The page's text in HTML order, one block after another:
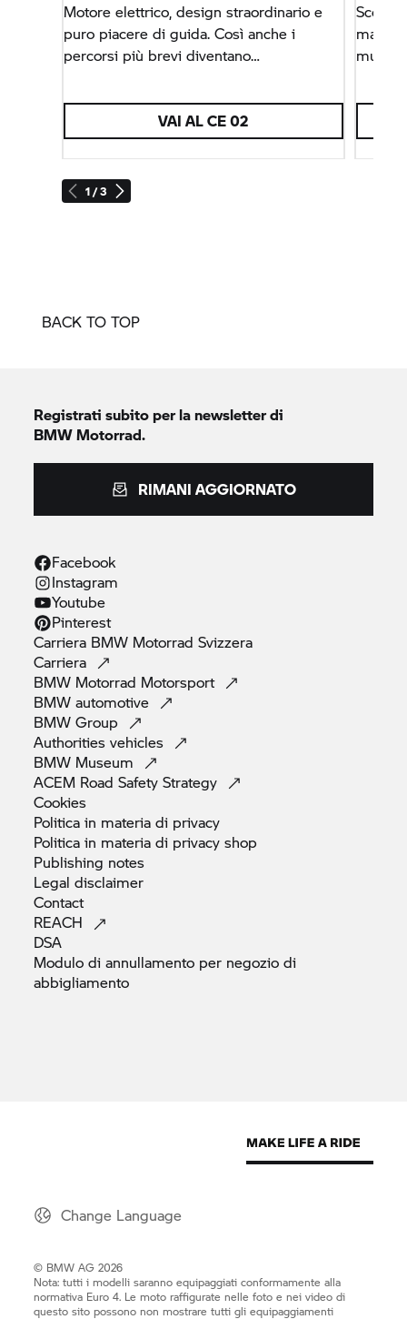
1 / 3
Motore elettrico, design straordinario e
puro piacere di guida. Così anche i
percorsi più brevi diventano
VAI AL CE 02
muovi
BACK TO TOP
Registrati subito per la newsletter di
BMW Motorrad.
RIMANI AGGIORNATO
Facebook
Instagram
Youtube
Pinterest
Carriera BMW Motorrad Svizzera
Carriera
BMW Motorrad Motorsport
BMWautomotive
BMWGroup
Authoritiesvehicles
BMW Museum
ACEM Road SafetyStrategy
Cookies
Politica in materia di privacy
Politica in materia di privacyshop
Publishing notes
Legaldisclaimer
Contact
REACH
DSA
Modulo di annullamento per negozio di
abbigliamento
Change Language
© BMW AG 2026
Nota: tutti i modelli saranno equipaggiati conformamente alla
normativa Euro 4. Le moto raffigurate nelle foto e nei video di
questo sito possono non mostrare tutti gli equipaggiamenti